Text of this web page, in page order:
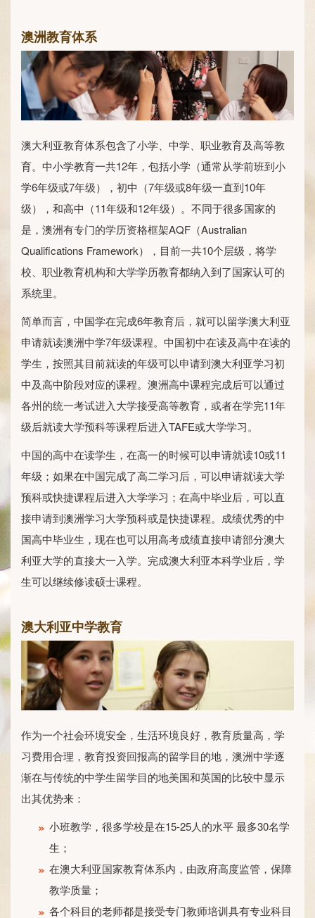
澳洲教育体系
澳大利亚教育体系包含了小学、中学、职业教育及高等教
育。中小学教育一共12年，包括小学（通常从学前班到小
学6年级或7年级），初中（7年级或8年级一直到10年
级），和高中（11年级和12年级）。不同于很多国家的
是，澳洲有专门的学历资格框架AQF（Australian
Qualifications Framework），目前一共10个层级，将学
校、职业教育机构和大学学历教育都纳入到了国家认可的
系统里。
简单而言，中国学在完成6年教育后，就可以留学澳大利亚
申请就读澳洲中学7年级课程。中国初中在读及高中在读的
学生，按照其目前就读的年级可以申请到澳大利亚学习初
中及高中阶段对应的课程。澳洲高中课程完成后可以通过
各州的统一考试进入大学接受高等教育，或者在学完11年
级后就读大学预科等课程后进入TAFE或大学学习。
中国的高中在读学生，在高一的时候可以申请就读10或11
年级；如果在中国完成了高二学习后，可以申请就读大学
预科或快捷课程后进入大学学习；在高中毕业后，可以直
接申请到澳洲学习大学预科或是快捷课程。成绩优秀的中
国高中毕业生，现在也可以用高考成绩直接申请部分澳大
利亚大学的直接大一入学。完成澳大利亚本科学业后，学
生可以继续修读硕士课程。
澳大利亚中学教育
作为一个社会环境安全，生活环境良好，教育质量高，学
习费用合理，教育投资回报高的留学目的地，澳洲中学逐
渐在与传统的中学生留学目的地美国和英国的比较中显示
出其优势来：
小班教学，很多学校是在15-25人的水平 最多30名学
生；
在澳大利亚国家教育体系内，由政府高度监管，保障
教学质量；
各个科目的老师都是接受专门教师培训具有专业科目